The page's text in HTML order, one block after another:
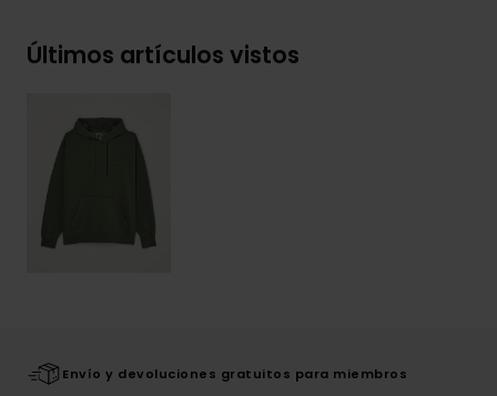
Últimos artículos vistos
Envío y devoluciones gratuitos para miembros